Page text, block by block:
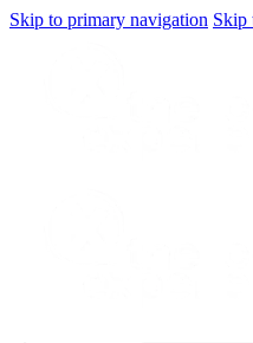
Skip to primary navigation Skip